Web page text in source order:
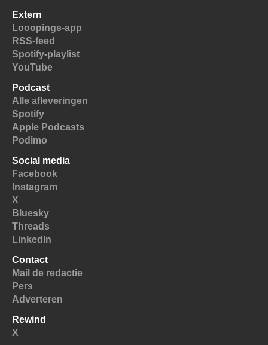
Extern
Looopings-app
RSS-feed
Spotify-playlist
YouTube
Podcast
Alle afleveringen
Spotify
Apple Podcasts
Podimo
Social media
Facebook
Instagram
X
Bluesky
Threads
LinkedIn
Contact
Mail de redactie
Pers
Adverteren
Rewind
X